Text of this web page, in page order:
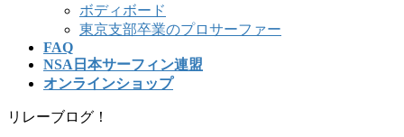
ボディボード
東京支部卒業のプロサーファー
FAQ
NSA日本サーフィン連盟
オンラインショップ
リレーブログ！